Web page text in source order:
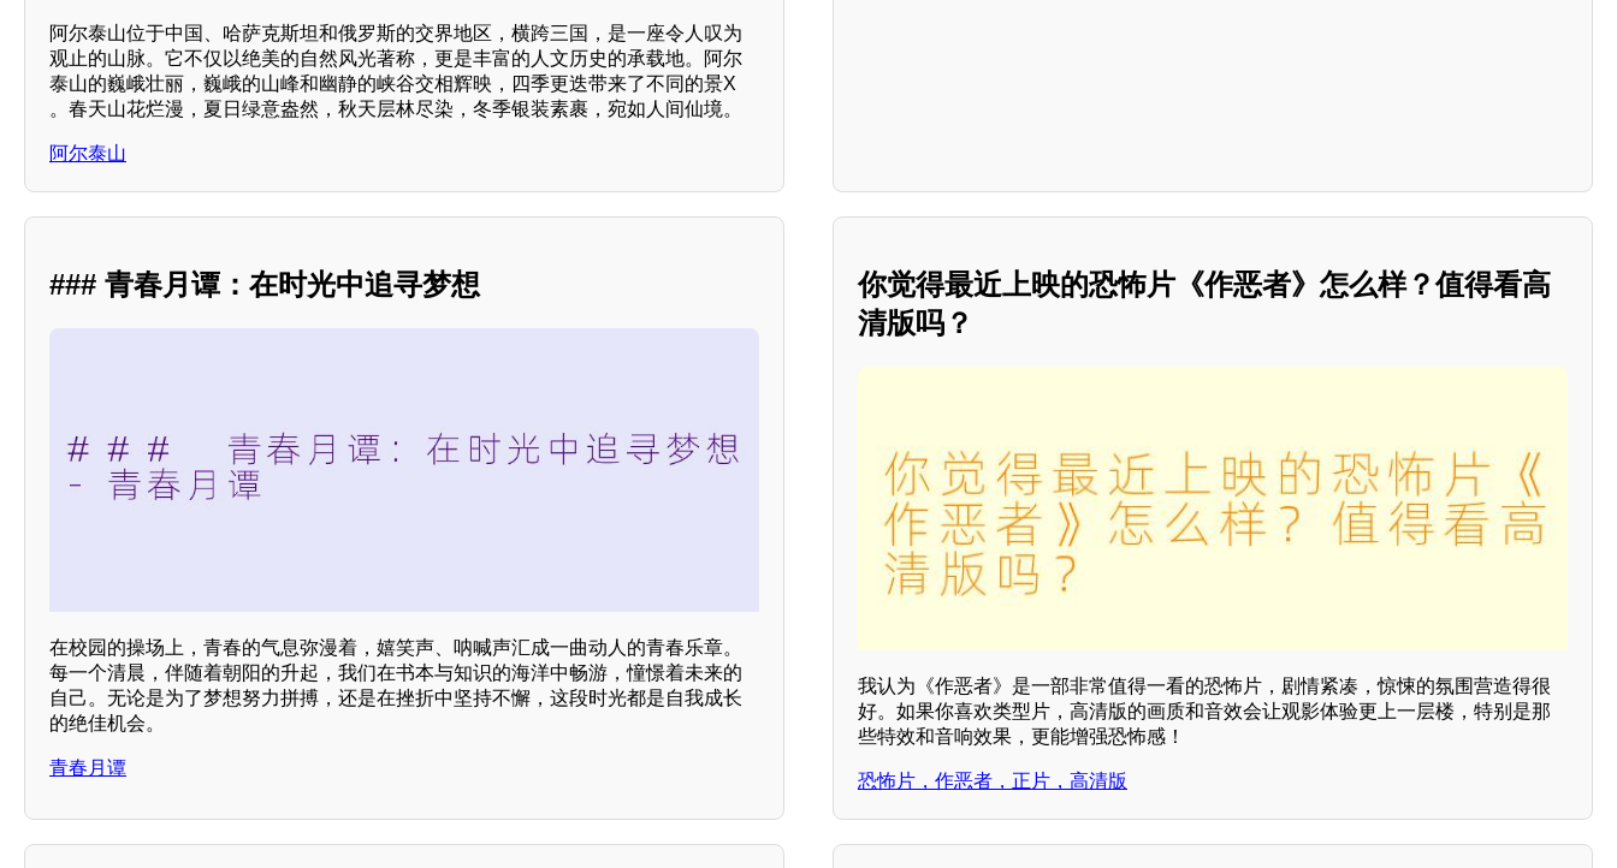
阿尔泰山位于中国、哈萨克斯坦和俄罗斯的交界地区，横跨三国，是一座令人叹为
观止的山脉。它不仅以绝美的自然风光著称，更是丰富的人文历史的承载地。阿尔
泰山的巍峨壮丽，巍峨的山峰和幽静的峡谷交相辉映，四季更迭带来了不同的景X
。春天山花烂漫，夏日绿意盎然，秋天层林尽染，冬季银装素裹，宛如人间仙境。
阿尔泰山
### 青春月谭：在时光中追寻梦想
在校园的操场上，青春的气息弥漫着，嬉笑声、呐喊声汇成一曲动人的青春乐章。
每一个清晨，伴随着朝阳的升起，我们在书本与知识的海洋中畅游，憧憬着未来的
自己。无论是为了梦想努力拼搏，还是在挫折中坚持不懈，这段时光都是自我成长
的绝佳机会。
青春月谭
你觉得最近上映的恐怖片《作恶者》怎么样？值得看高
清版吗？
我认为《作恶者》是一部非常值得一看的恐怖片，剧情紧凑，惊悚的氛围营造得很
好。如果你喜欢类型片，高清版的画质和音效会让观影体验更上一层楼，特别是那
些特效和音响效果，更能增强恐怖感！
恐怖片，作恶者，正片，高清版